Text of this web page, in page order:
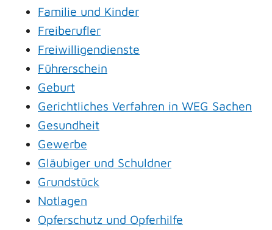
Familie und Kinder
Freiberufler
Freiwilligendienste
Führerschein
Geburt
Gerichtliches Verfahren in WEG Sachen
Gesundheit
Gewerbe
Gläubiger und Schuldner
Grundstück
Notlagen
Opferschutz und Opferhilfe